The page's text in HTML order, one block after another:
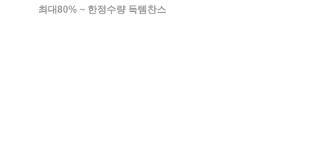
최대80% ~ 한정수량 득템찬스